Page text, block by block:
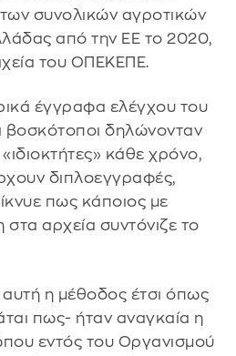
συνολικών αγροτικών
από την ΕΕ το 2020,
του ΟΠΕΚΕΠΕ.
έγγραφα ελέγχου του
βοσκότοποι δηλώνονταν
κάθε χρόνο,
διπλοεγγραφές,
πως κάποιος με
αρχεία συντόνιζε το
αυτή η μέθοδος έτσι όπως
πως- ήταν αναγκαία η
εντός του Οργανισμού